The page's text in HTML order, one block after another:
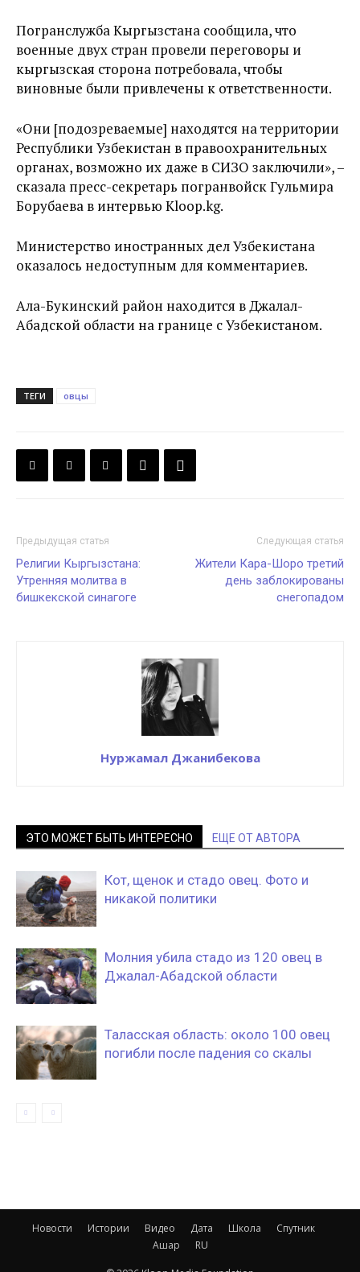
Погранслужба Кыргызстана сообщила, что
военные двух стран провели переговоры и
кыргызская сторона потребовала, чтобы
виновные были привлечены к ответственности.
«Они [подозреваемые] находятся на территории
Республики Узбекистан в правоохранительных
органах, возможно их даже в СИЗО заключили», –
сказала пресс-секретарь погранвойск Гульмира
Борубаева в интервью Kloop.kg.
Министерство иностранных дел Узбекистана
оказалось недоступным для комментариев.
Ала-Букинский район находится в Джалал-
Абадской области на границе с Узбекистаном.
ТЕГИ овцы
Предыдущая статья
Религии Кыргызстана:
Утренняя молитва в
бишкекской синагоге
Следующая статья
Жители Кара-Шоро третий
день заблокированы
снегопадом
Нуржамал Джанибекова
ЭТО МОЖЕТ БЫТЬ ИНТЕРЕСНО ЕЩЕ ОТ АВТОРА
Кот, щенок и стадо овец. Фото и
никакой политики
Молния убила стадо из 120 овец в
Джалал-Абадской области
Таласская область: около 100 овец
погибли после падения со скалы
Новости Истории Видео Дата Школа
Спутник
Ашар
RU